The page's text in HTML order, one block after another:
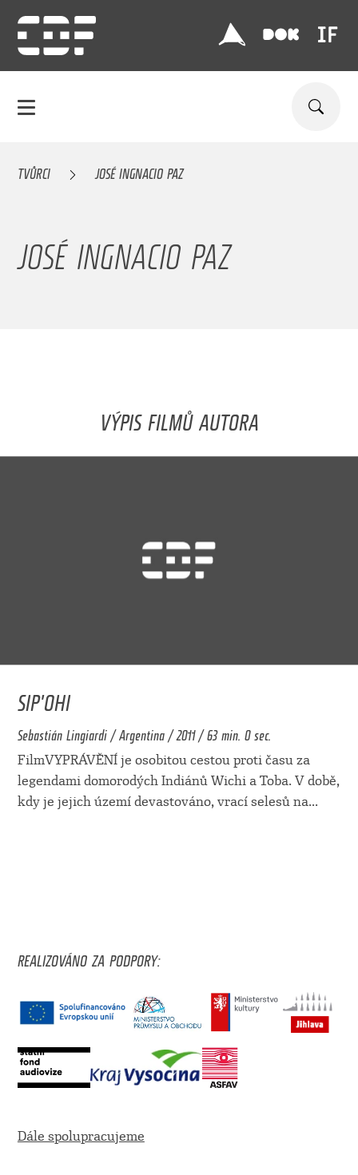
TVŮRCI JOSÉ INGNACIO PAZ
JOSÉ INGNACIO PAZ
VÝPIS FILMŮ AUTORA
SIP'OHI
Sebastián Lingiardi / Argentina / 2011 / 63 min. 0 sec.
FilmVYPRÁVĚNÍ je osobitou cestou proti času za
legendami domorodých Indiánů Wichi a Toba. V době,
kdy je jejich území devastováno, vrací selesů na...
REALIZOVÁNO ZA PODPORY:
Dále spolupracujeme